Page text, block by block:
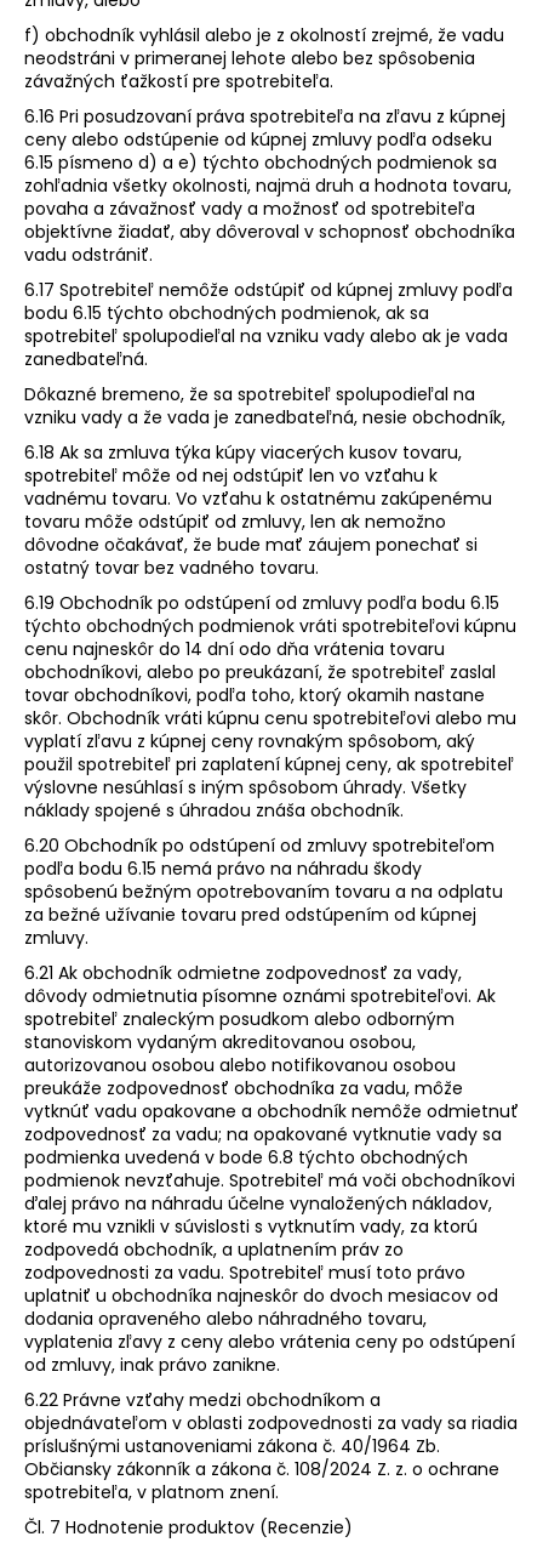
f) obchodník vyhlásil alebo je z okolností zrejmé, že vadu
neodstráni v primeranej lehote alebo bez spôsobenia
závažných ťažkostí pre spotrebiteľa.
6.16 Pri posudzovaní práva spotrebiteľa na zľavu z kúpnej
ceny alebo odstúpenie od kúpnej zmluvy podľa odseku
6.15 písmeno d) a e) týchto obchodných podmienok sa
zohľadnia všetky okolnosti, najmä druh a hodnota tovaru,
povaha a závažnosť vady a možnosť od spotrebiteľa
objektívne žiadať, aby dôveroval v schopnosť obchodníka
vadu odstrániť.
6.17 Spotrebiteľ nemôže odstúpiť od kúpnej zmluvy podľa
bodu 6.15 týchto obchodných podmienok, ak sa
spotrebiteľ spolupodieľal na vzniku vady alebo ak je vada
zanedbateľná.
Dôkazné bremeno, že sa spotrebiteľ spolupodieľal na
vzniku vady a že vada je zanedbateľná, nesie obchodník,
6.18 Ak sa zmluva týka kúpy viacerých kusov tovaru,
spotrebiteľ môže od nej odstúpiť len vo vzťahu k
vadnému tovaru. Vo vzťahu k ostatnému zakúpenému
tovaru môže odstúpiť od zmluvy, len ak nemožno
dôvodne očakávať, že bude mať záujem ponechať si
ostatný tovar bez vadného tovaru.
6.19 Obchodník po odstúpení od zmluvy podľa bodu 6.15
týchto obchodných podmienok vráti spotrebiteľovi kúpnu
cenu najneskôr do 14 dní odo dňa vrátenia tovaru
obchodníkovi, alebo po preukázaní, že spotrebiteľ zaslal
tovar obchodníkovi, podľa toho, ktorý okamih nastane
skôr. Obchodník vráti kúpnu cenu spotrebiteľovi alebo mu
vyplatí zľavu z kúpnej ceny rovnakým spôsobom, aký
použil spotrebiteľ pri zaplatení kúpnej ceny, ak spotrebiteľ
výslovne nesúhlasí s iným spôsobom úhrady. Všetky
náklady spojené s úhradou znáša obchodník.
6.20 Obchodník po odstúpení od zmluvy spotrebiteľom
podľa bodu 6.15 nemá právo na náhradu škody
spôsobenú bežným opotrebovaním tovaru a na odplatu
za bežné užívanie tovaru pred odstúpením od kúpnej
zmluvy.
6.21 Ak obchodník odmietne zodpovednosť za vady,
dôvody odmietnutia písomne oznámi spotrebiteľovi. Ak
spotrebiteľ znaleckým posudkom alebo odborným
stanoviskom vydaným akreditovanou osobou,
autorizovanou osobou alebo notifikovanou osobou
preukáže zodpovednosť obchodníka za vadu, môže
vytknúť vadu opakovane a obchodník nemôže odmietnuť
zodpovednosť za vadu; na opakované vytknutie vady sa
podmienka uvedená v bode 6.8 týchto obchodných
podmienok nevzťahuje. Spotrebiteľ má voči obchodníkovi
ďalej právo na náhradu účelne vynaložených nákladov,
ktoré mu vznikli v súvislosti s vytknutím vady, za ktorú
zodpovedá obchodník, a uplatnením práv zo
zodpovednosti za vadu. Spotrebiteľ musí toto právo
uplatniť u obchodníka najneskôr do dvoch mesiacov od
dodania opraveného alebo náhradného tovaru,
vyplatenia zľavy z ceny alebo vrátenia ceny po odstúpení
od zmluvy, inak právo zanikne.
6.22 Právne vzťahy medzi obchodníkom a
objednávateľom v oblasti zodpovednosti za vady sa riadia
príslušnými ustanoveniami zákona č. 40/1964 Zb.
Občiansky zákonník a zákona č. 108/2024 Z. z. o ochrane
spotrebiteľa, v platnom znení.
Čl. 7 Hodnotenie produktov (Recenzie)